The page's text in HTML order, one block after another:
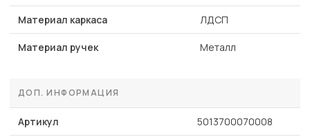
Материал каркаса ЛДСП
Материал ручек Металл
ДОП. ИНФОРМАЦИЯ
Артикул 5013700070008